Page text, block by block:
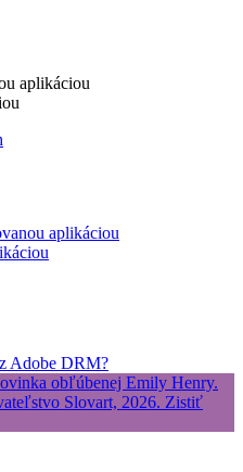
aplikáciou
aplikáciou
Adobe DRM?